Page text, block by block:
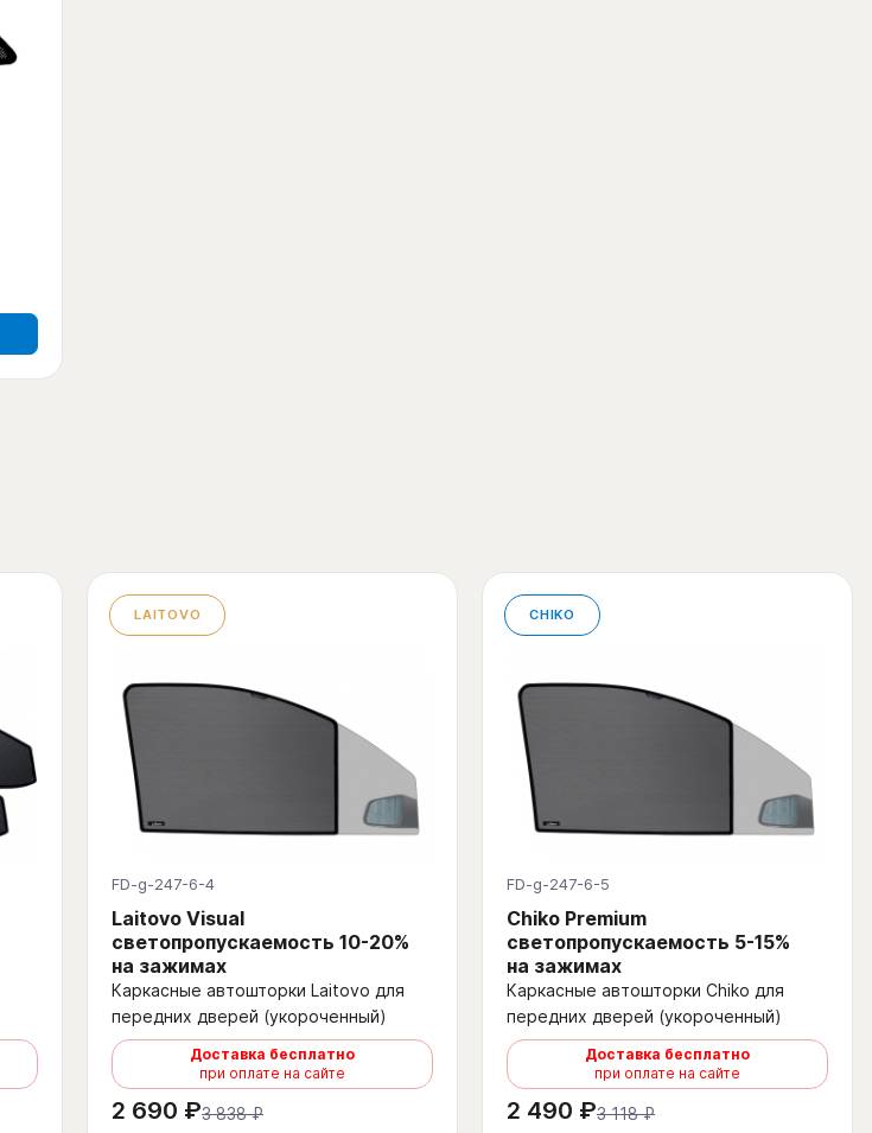
LAITOVO
FD-g-247-6-4
Laitovo Visual
светопропускаемость 10-20%
на зажимах
Каркасные автошторки Laitovo для
передних дверей (укороченный)
Доставка бесплатно
при оплате на сайте
2 690 ₽3 838 ₽
CHIKO
FD-g-247-6-5
Chiko Premium
светопропускаемость 5-15%
на зажимах
Каркасные автошторки Chiko для
передних дверей (укороченный)
Доставка бесплатно
при оплате на сайте
2 490 ₽3 118 ₽